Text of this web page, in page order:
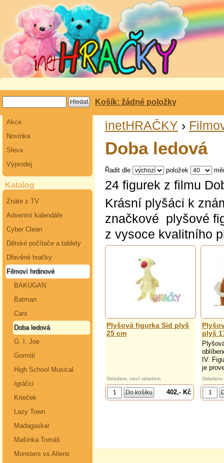
Košík: žádné položky
Akce
Novinka
Sleva
Výprodej
Katalog
Znáte z TV
Adventní kalendáře
Cyber Clean
Dětské počítače a tablety
Dřevěné hračky
Filmoví hrdinové
BAKUGAN
Batman
Cars
Doba ledová
G. I. Joe
Gormiti
High School Musical
Igráčci
Krteček
Lazy Town
Madagaskar
Mašinka Tomáš
Monsters vs Aliens
inetHRAČKY ›
Doba ledová
Řadit dle položek
24 figurek z filmu
Krásní plyšáci k
značkové plyšové
z vysoce kvalitního
Plyšová figurka Sid plyš
25 cm
Skladem: není skladem
402,- Kč
plyš
IV.
je